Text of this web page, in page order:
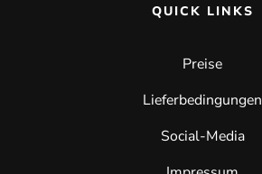
QUICK LINKS
Preise
Lieferbedingungen
Social-Media